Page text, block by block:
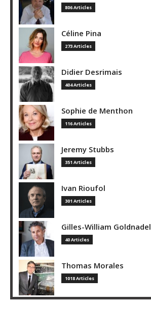
806 Articles
Céline Pina
273 Articles
Didier Desrimais
404 Articles
Sophie de Menthon
116 Articles
Jeremy Stubbs
351 Articles
Ivan Rioufol
301 Articles
Gilles-William Goldnadel
40 Articles
Thomas Morales
1018 Articles